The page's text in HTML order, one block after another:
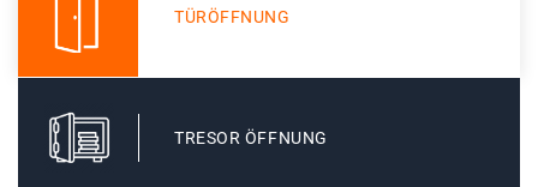
TÜRÖFFNUNG
TRESOR ÖFFNUNG